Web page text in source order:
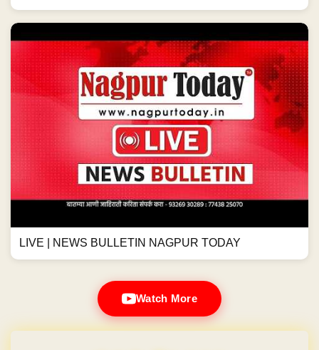
LIVE | NEWS BULLETIN NAGPUR TODAY
Watch More